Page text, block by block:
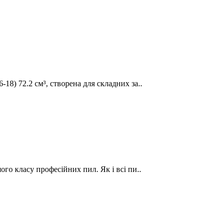
72.2 см³, створена для складних за..
класу професійних пил. Як і всі пи..